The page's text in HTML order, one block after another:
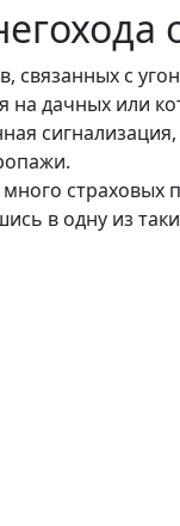
связанных с
дачных или
много
в одну из